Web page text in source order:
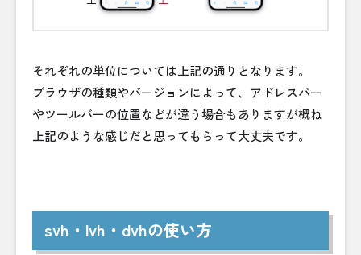
それぞれの単位については上記の通りとなります。
ブラウザの種類やバージョンによって、アドレスバー
やツールバーの位置などが違う場合もありますが概ね
上記のような感じだと思ってもらって大丈夫です。
svh・lvh・dvhの使い方